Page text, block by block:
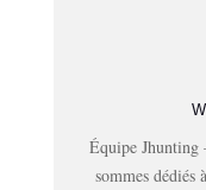
Équipe
sommes dédiés